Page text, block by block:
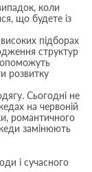
коли
що будете із
підборах
структур
розвитку
Сьогодні не
на червоній
романтичного
замінюють
і сучасного